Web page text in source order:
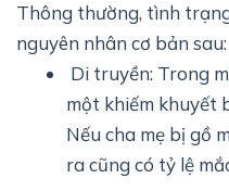
Thông thường, tình
nguyên nhân cơ bản sau:
Di truyền: Trong
một khiếm khuyết
Nếu cha mẹ bị gồ
ra cũng có tỷ lệ